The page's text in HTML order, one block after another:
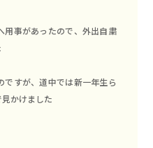
用事があったので、外出自粛
ですが、道中では新一年生ら
かけました